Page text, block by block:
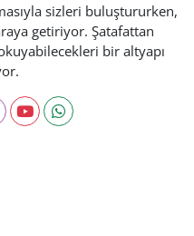
sizleri buluştururken,
getiriyor. Şatafattan
bir altyapı